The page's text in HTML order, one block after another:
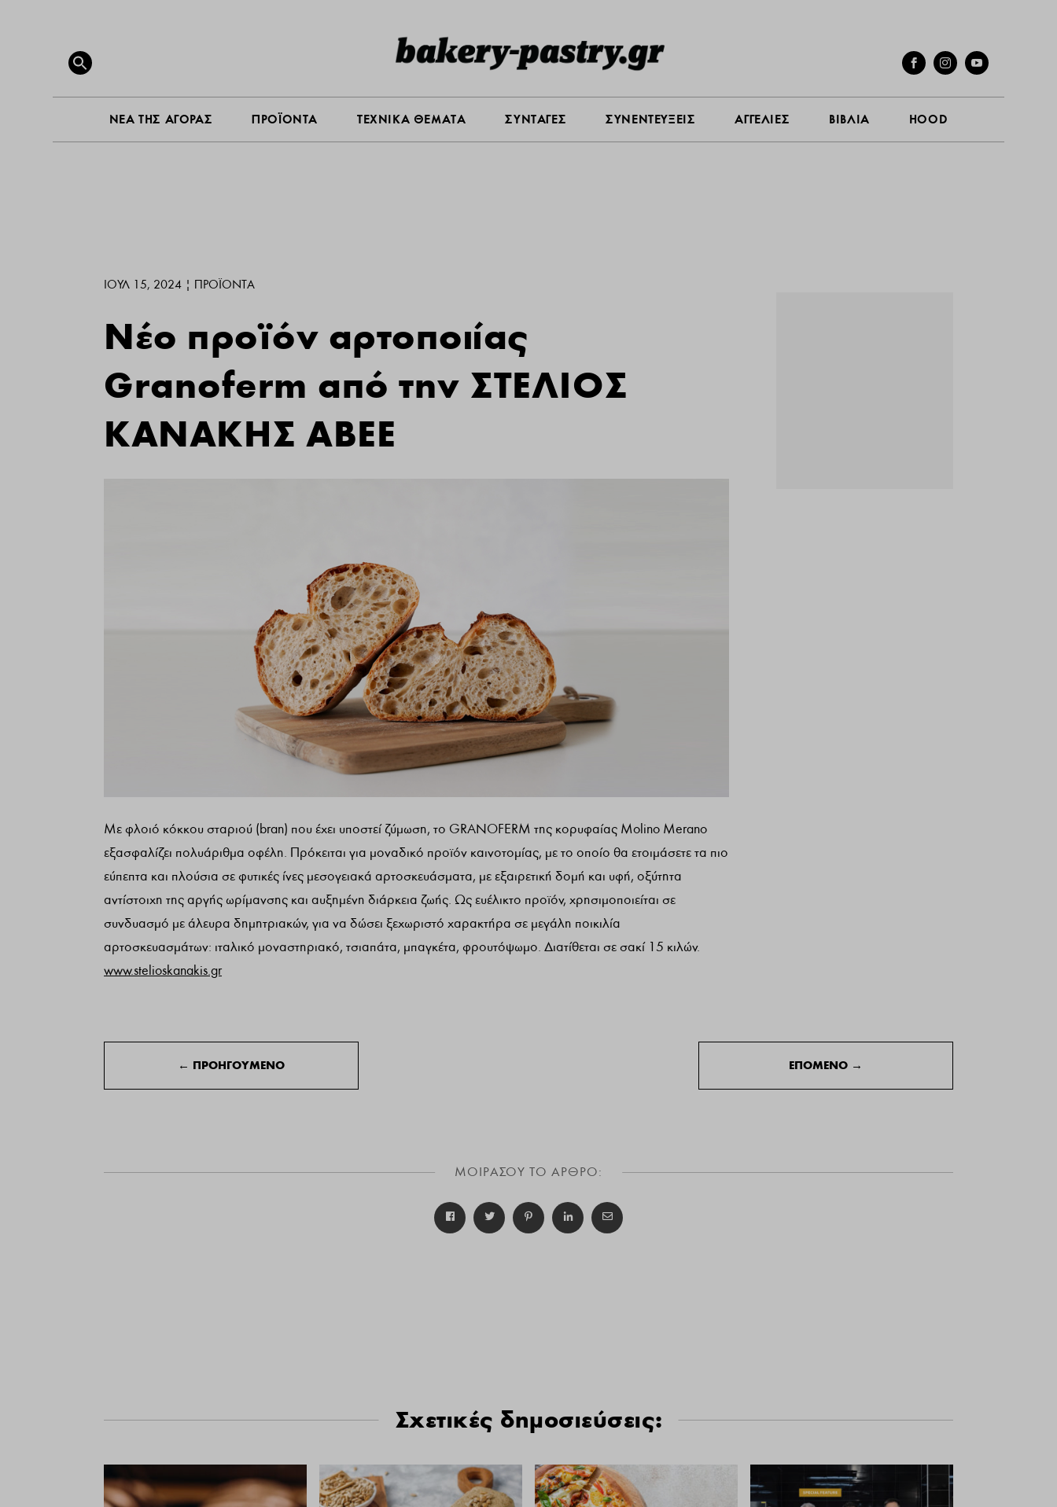
Search
for:
SEARCH BUTTON
ΝΕΑ ΤΗΣ ΑΓΟΡΑΣ ΠΡΟΪΟΝΤΑ ΤΕΧΝΙΚΑ ΘΕΜΑΤΑ ΣΥΝΤΑΓΕΣ ΣΥΝΕΝΤΕΥΞΕΙΣ ΑΓΓΕΛΙΕΣ ΒΙΒΛΙΑ HOOD
HOOD
ΙΟΎΛ 15, 2024 | ΠΡΟΪΌΝΤΑ
Νέο προϊόν αρτοποιίας
Granoferm από την ΣΤΕΛΙΟΣ
ΚΑΝΑΚΗΣ ΑΒΕΕ
Με φλοιό κόκκου σταριού (bran) που έχει υποστεί ζύμωση, το GRANOFERM της κορυφαίας Molino Merano
εξασφαλίζει πολυάριθμα οφέλη. Πρόκειται για μοναδικό προϊόν καινοτομίας, με το οποίο θα ετοιμάσετε τα πιο
εύπεπτα και πλούσια σε φυτικές ίνες μεσογειακά αρτοσκευάσματα, με εξαιρετική δομή και υφή, οξύτητα
αντίστοιχη της αργής ωρίμανσης και αυξημένη διάρκεια ζωής. Ως ευέλικτο προϊόν, χρησιμοποιείται σε
συνδυασμό με άλευρα δημητριακών, για να δώσει ξεχωριστό χαρακτήρα σε μεγάλη ποικιλία
αρτοσκευασμάτων: ιταλικό μοναστηριακό, τσιαπάτα, μπαγκέτα, φρουτόψωμο. Διατίθεται σε σακί 15 κιλών.
www.stelioskanakis.gr
← ΠΡΟΗΓΟΥΜΕΝΟ ΕΠΟΜΕΝΟ →
ΜΟΙΡΑΣΟΥ ΤΟ ΑΡΘΡΟ:
Σχετικές δημοσιεύσεις: